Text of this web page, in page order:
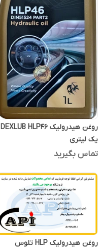
روغن هیدرولیک DEXLUB HLP46
یک لیتری
تماس بگیرید
روغن هیدرولیک HLP تلوس